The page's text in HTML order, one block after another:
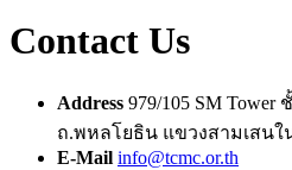
Contact Us
Address 979/105 SM Tower
ถ.พหลโยธิน แขวงสามเสนใ
E-Mail info@tcmc.or.th